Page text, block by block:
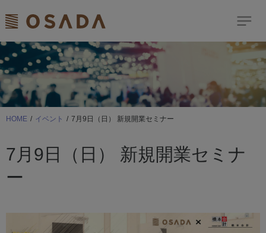
検索
Dream Comes True
歯科商品のご案内
イベント
修理依頼はこちら
HOME イベント 7月9日（日） 新規開業セミナー
7月9日（日） 新規開業セミナ
ー